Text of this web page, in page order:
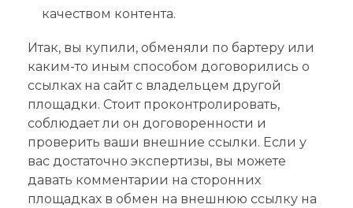
качеством контента.
Итак, вы купили, обменяли по бартеру или
каким-то иным способом договорились о
ссылках на сайт с владельцем другой
площадки. Стоит проконтролировать,
соблюдает ли он договоренности и
проверить ваши внешние ссылки. Если у
вас достаточно экспертизы, вы можете
давать комментарии на сторонних
площадках в обмен на внешнюю ссылку на